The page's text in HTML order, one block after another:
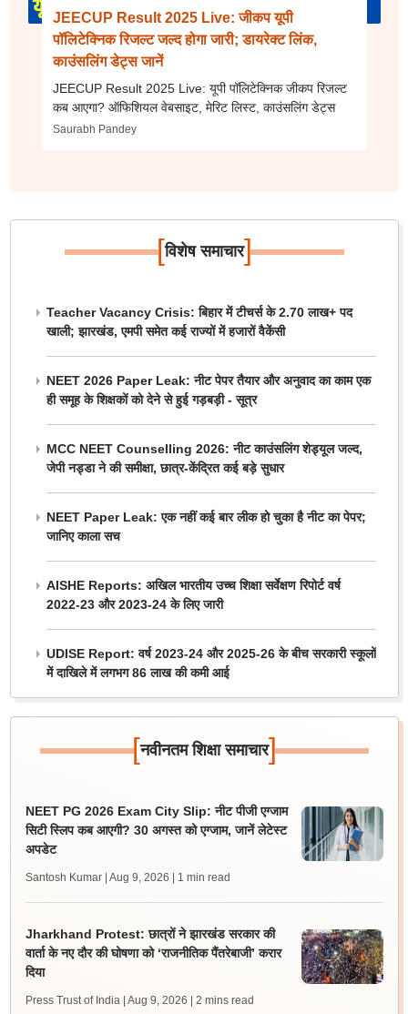
JEECUP Result 2025 Live: जीकप यूपी
पॉलिटेक्निक रिजल्ट जल्द होगा जारी; डायरेक्ट लिंक,
काउंसलिंग डेट्स जानें
JEECUP Result 2025 Live: यूपी पॉलिटेक्निक जीकप रिजल्ट
कब आएगा? ऑफिशियल वेबसाइट, मेरिट लिस्ट, काउंसलिंग डेट्स
Saurabh Pandey
[विशेष समाचार]
Teacher Vacancy Crisis: बिहार में टीचर्स के 2.70 लाख+ पद
खाली; झारखंड, एमपी समेत कई राज्यों में हजारों वैकेंसी
NEET 2026 Paper Leak: नीट पेपर तैयार और अनुवाद का काम एक
ही समूह के शिक्षकों को देने से हुई गड़बड़ी - सूत्र
MCC NEET Counselling 2026: नीट काउंसलिंग शेड्यूल जल्द,
जेपी नड्डा ने की समीक्षा, छात्र-केंद्रित कई बड़े सुधार
NEET Paper Leak: एक नहीं कई बार लीक हो चुका है नीट का पेपर;
जानिए काला सच
AISHE Reports: अखिल भारतीय उच्च शिक्षा सर्वेक्षण रिपोर्ट वर्ष
2022-23 और 2023-24 के लिए जारी
UDISE Report: वर्ष 2023-24 और 2025-26 के बीच सरकारी स्कूलों
में दाखिले में लगभग 86 लाख की कमी आई
[नवीनतम शिक्षा समाचार]
NEET PG 2026 Exam City Slip: नीट पीजी एग्जाम
सिटी स्लिप कब आएगी? 30 अगस्त को एग्जाम, जानें लेटेस्ट
अपडेट
Santosh Kumar | Aug 9, 2026 | 1 min read
Jharkhand Protest: छात्रों ने झारखंड सरकार की
वार्ता के नए दौर की घोषणा को ‘राजनीतिक पैंतरेबाजी’ करार
दिया
Press Trust of India | Aug 9, 2026 | 2 mins read